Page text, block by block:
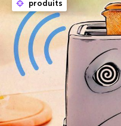
produits